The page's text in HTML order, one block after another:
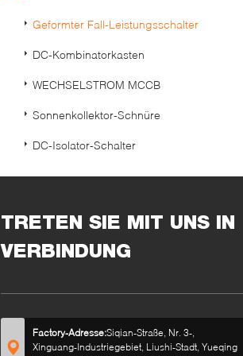
Geformter Fall-Leistungsschalter
DC-Kombinatorkasten
WECHSELSTROM MCCB
Sonnenkollektor-Schnüre
DC-Isolator-Schalter
TRETEN SIE MIT UNS IN
VERBINDUNG
Factory-Adresse:Siqian-Straße, Nr. 3-,
Xinguang-Industriegebiet, Liushi-Stadt, Yueqing